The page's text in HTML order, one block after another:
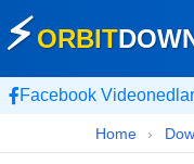
⚡ORBIT
Facebook
Home ›